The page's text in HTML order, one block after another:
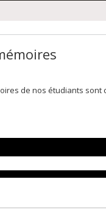
de nos étudiants
in ascending order
by title in ascending